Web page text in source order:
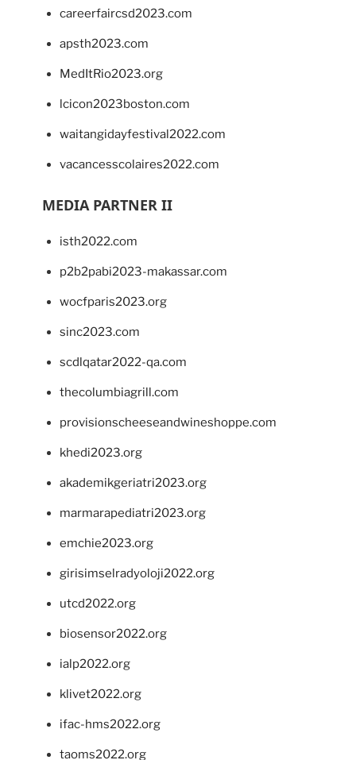
careerfaircsd2023.com
apsth2023.com
MedItRio2023.org
lcicon2023boston.com
waitangidayfestival2022.com
vacancesscolaires2022.com
MEDIA PARTNER II
isth2022.com
p2b2pabi2023-makassar.com
wocfparis2023.org
sinc2023.com
scdlqatar2022-qa.com
thecolumbiagrill.com
provisionscheeseandwineshoppe.com
khedi2023.org
akademikgeriatri2023.org
marmarapediatri2023.org
emchie2023.org
girisimselradyoloji2022.org
utcd2022.org
biosensor2022.org
ialp2022.org
klivet2022.org
ifac-hms2022.org
taoms2022.org